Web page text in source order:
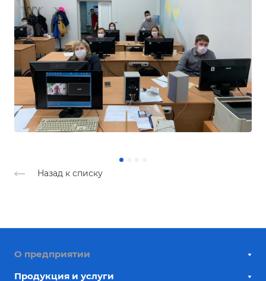
Назад к списку
О предприятии
Продукция и услуги